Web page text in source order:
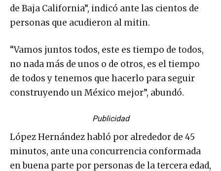
de Baja California”, indicó ante las cientos de
personas que acudieron al mitin.
“Vamos juntos todos, este es tiempo de todos,
no nada más de unos o de otros, es el tiempo
de todos y tenemos que hacerlo para seguir
construyendo un México mejor”, abundó.
Publicidad
López Hernández habló por alrededor de 45
minutos, ante una concurrencia conformada
en buena parte por personas de la tercera edad,